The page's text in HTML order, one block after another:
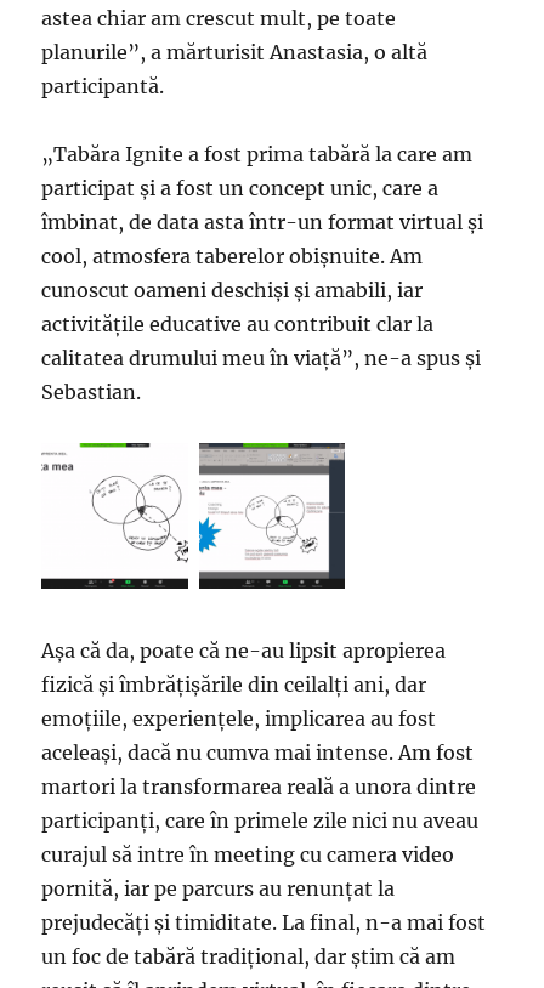
astea chiar am crescut mult, pe toate
planurile”, a mărturisit Anastasia, o altă
participantă.
„Tabăra Ignite a fost prima tabără la care am
participat și a fost un concept unic, care a
îmbinat, de data asta într-un format virtual și
cool, atmosfera taberelor obișnuite. Am
cunoscut oameni deschiși și amabili, iar
activitățile educative au contribuit clar la
calitatea drumului meu în viață”, ne-a spus și
Sebastian.
Așa că da, poate că ne-au lipsit apropierea
fizică și îmbrățișările din ceilalți ani, dar
emoțiile, experiențele, implicarea au fost
aceleași, dacă nu cumva mai intense. Am fost
martori la transformarea reală a unora dintre
participanți, care în primele zile nici nu aveau
curajul să intre în meeting cu camera video
pornită, iar pe parcurs au renunțat la
prejudecăți și timiditate. La final, n-a mai fost
un foc de tabără tradițional, dar știm că am